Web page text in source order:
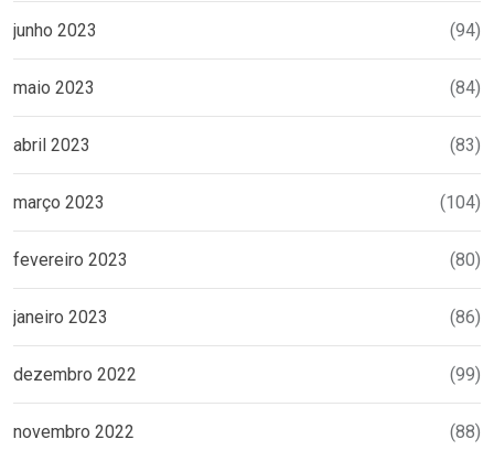
junho 2023 (94)
maio 2023 (84)
abril 2023 (83)
março 2023 (104)
fevereiro 2023 (80)
janeiro 2023 (86)
dezembro 2022 (99)
novembro 2022 (88)